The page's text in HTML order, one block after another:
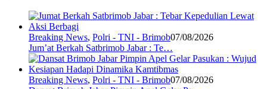
Breaking News, Polri - TNI - Brimob07/08/2026
Jum’at Berkah Satbrimob Jabar : Te…
Breaking News, Polri - TNI - Brimob07/08/2026